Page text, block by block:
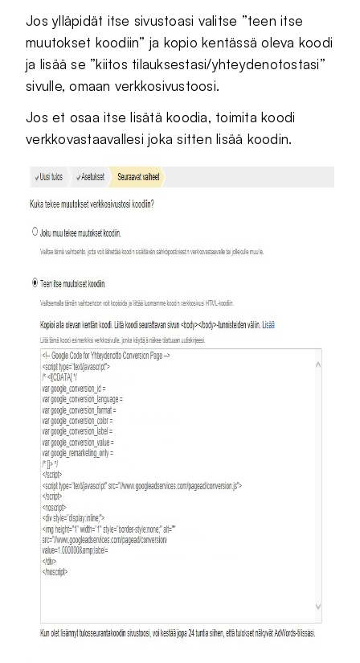
Jos ylläpidät itse sivustoasi valitse ”teen itse
muutokset koodiin” ja kopio kentässä oleva koodi
ja lisää se ”kiitos tilauksestasi/yhteydenotostasi”
sivulle, omaan verkkosivustoosi.
Jos et osaa itse lisätä koodia, toimita koodi
verkkovastaavallesi joka sitten lisää koodin.